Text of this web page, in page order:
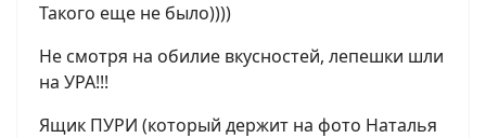
Такого еще не было))))
Не смотря на обилие вкусностей, лепешки шли
на УРА!!!
Ящик ПУРИ (который держит на фото Наталья